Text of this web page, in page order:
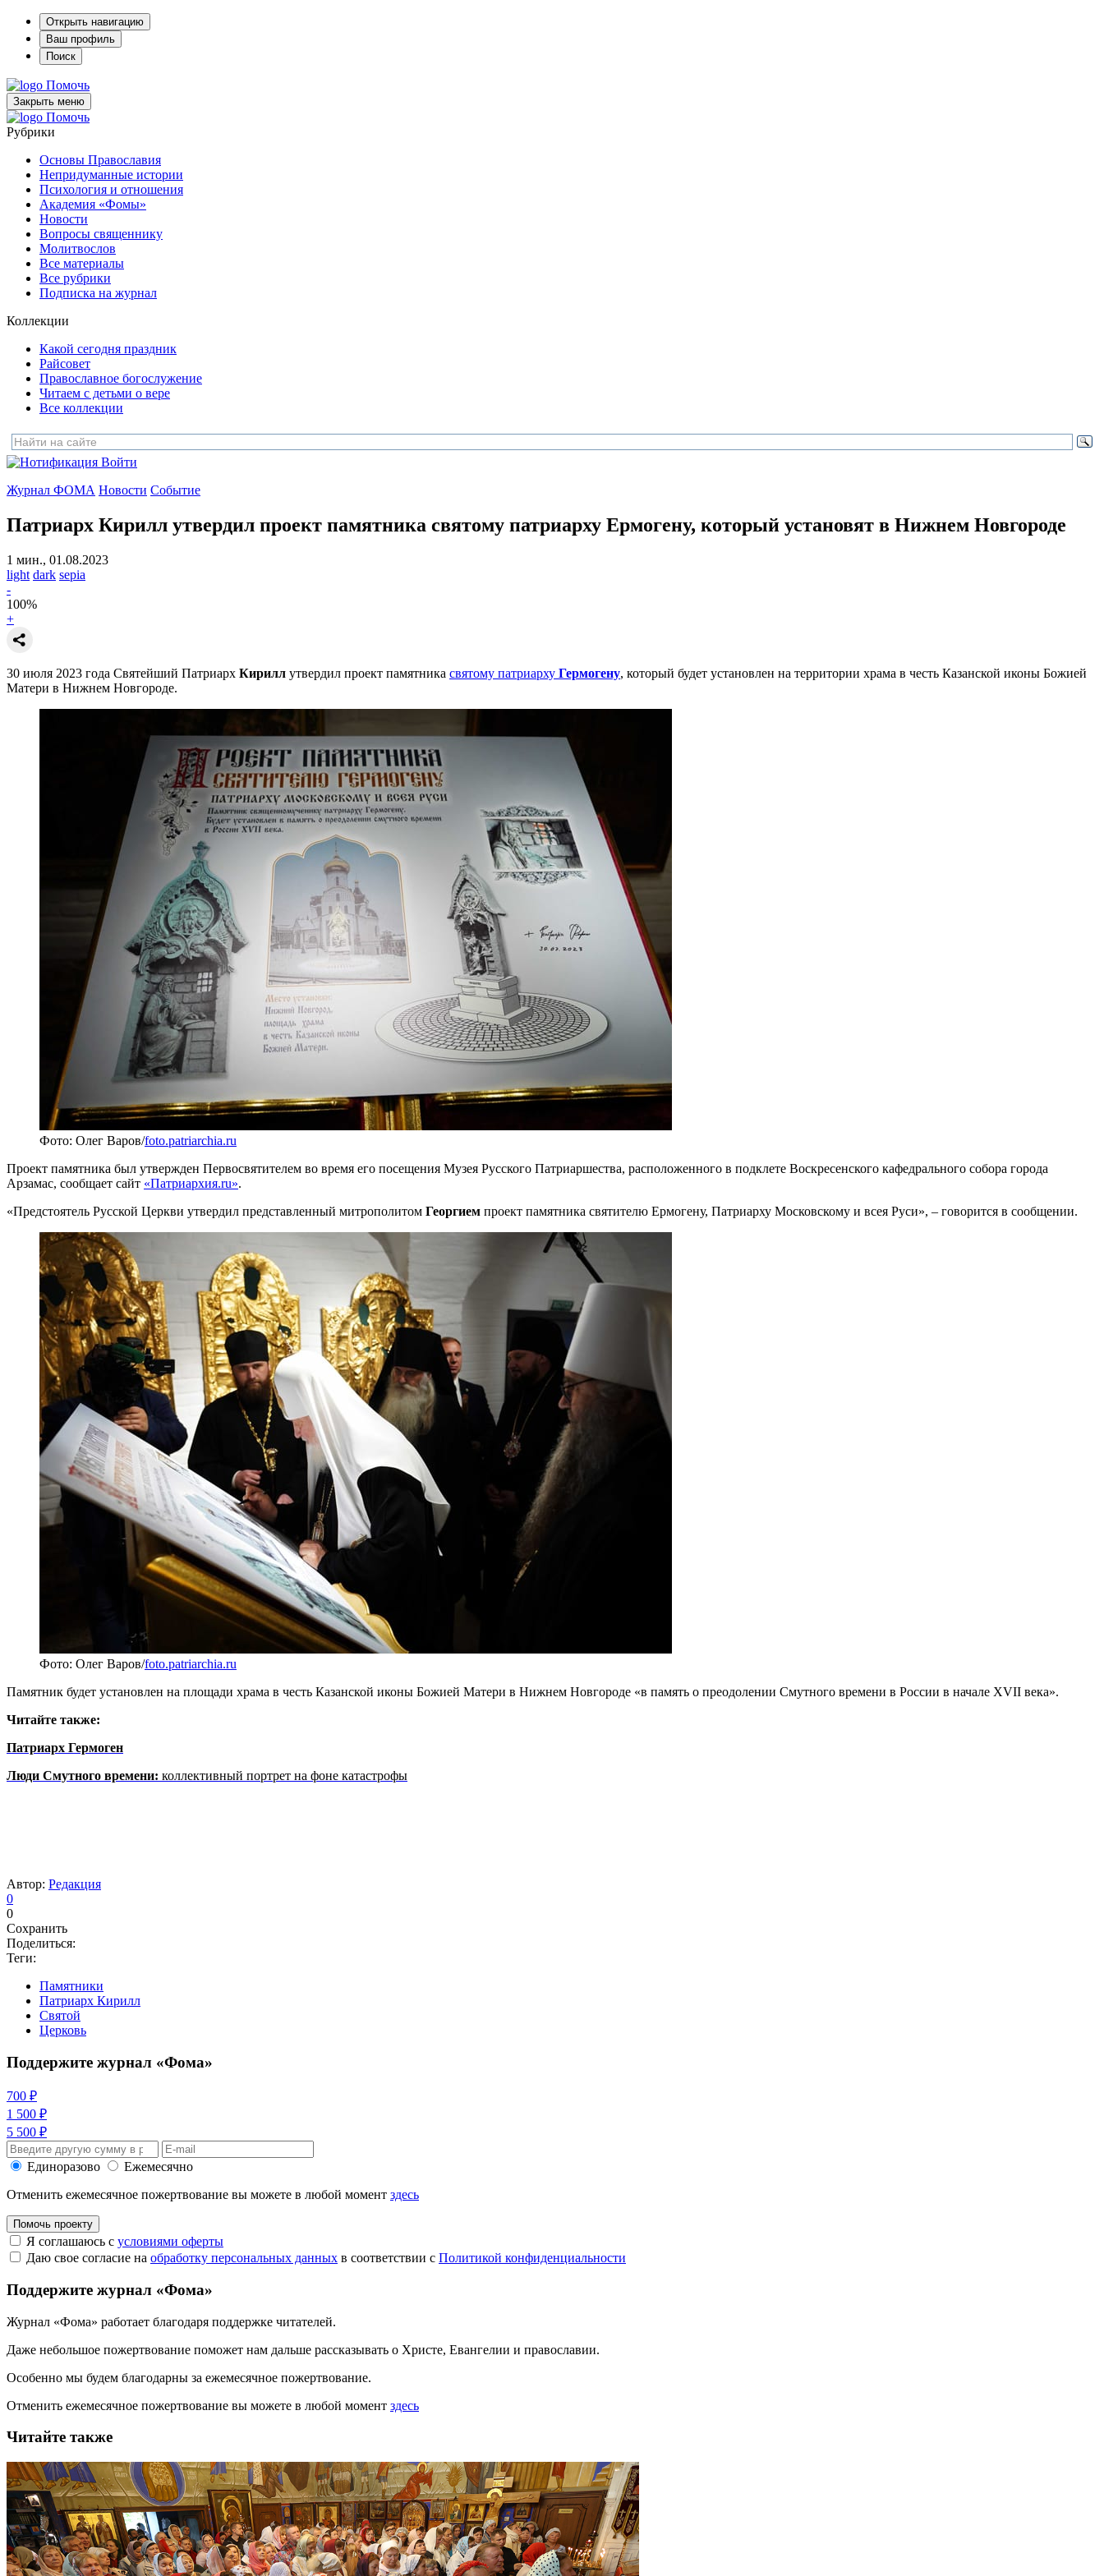
Открыть навигацию
Ваш профиль
Поиск
Помочь
Закрыть меню
Помочь
Рубрики
Основы Православия
Непридуманные истории
Психология и отношения
Академия «Фомы»
Новости
Вопросы священнику
Молитвослов
Все материалы
Все рубрики
Подписка на журнал
Коллекции
Какой сегодня праздник
Райсовет
Православное богослужение
Читаем с детьми о вере
Все коллекции
Войти
Журнал ФОМА Новости Событие
Патриарх Кирилл утвердил проект памятника святому патриарху Ермогену, который установят в Нижнем Новгороде
1 мин., 01.08.2023
light dark sepia
-
100%
+
30 июля 2023 года Святейший Патриарх Кирилл утвердил проект памятника святому патриарху Гермогену, который будет установлен на территории храма в честь Казанской иконы Божией
Матери в Нижнем Новгороде.
Фото: Олег Варов/foto.patriarchia.ru
Проект памятника был утвержден Первосвятителем во время его посещения Музея Русского Патриаршества, расположенного в подклете Воскресенского кафедрального собора города
Арзамас, сообщает сайт «Патриархия.ru».
«Предстоятель Русской Церкви утвердил представленный митрополитом Георгием проект памятника святителю Ермогену, Патриарху Московскому и всея Руси», – говорится в сообщении.
Фото: Олег Варов/foto.patriarchia.ru
Памятник будет установлен на площади храма в честь Казанской иконы Божией Матери в Нижнем Новгороде «в память о преодолении Смутного времени в России в начале XVII века».
Читайте также:
Патриарх Гермоген
Люди Смутного времени: коллективный портрет на фоне катастрофы
Автор: Редакция
0
0
Сохранить
Поделиться:
Теги:
Памятники
Патриарх Кирилл
Святой
Церковь
Поддержите журнал «Фома»
700 ₽
1 500 ₽
5 500 ₽
Единоразово
Ежемесячно
Отменить ежемесячное пожертвование вы можете в любой момент здесь
Помочь проекту
Я соглашаюсь с условиями оферты
Даю свое согласие на обработку персональных данных в соответствии с Политикой конфиденциальности
Поддержите журнал «Фома»
Журнал «Фома» работает благодаря поддержке читателей.
Даже небольшое пожертвование поможет нам дальше рассказывать о Христе, Евангелии и православии.
Особенно мы будем благодарны за ежемесячное пожертвование.
Отменить ежемесячное пожертвование вы можете в любой момент здесь
Читайте также